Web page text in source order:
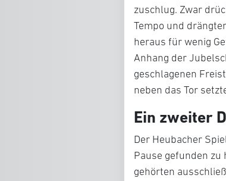
zuschlug. Zwar
Tempo und
heraus für wenig
Anhang der
geschlagenen
neben das Tor
Ein zweiter
Der Heubacher
Pause gefunden
gehörten